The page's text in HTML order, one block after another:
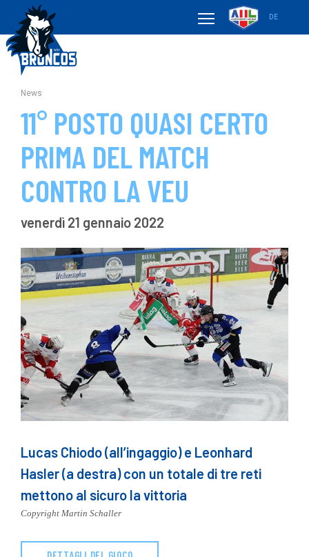
DE
News
11° POSTO QUASI CERTO
PRIMA DEL MATCH
CONTRO LA VEU
venerdì 21 gennaio 2022
Lucas Chiodo (all’ingaggio) e Leonhard
Hasler (a destra) con un totale di tre reti
mettono al sicuro la vittoria
Copyright Martin Schaller